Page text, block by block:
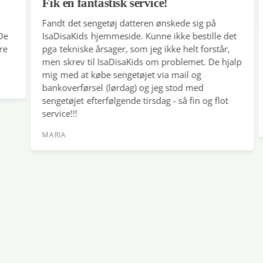
finde den rigtige pasform til dit barn. Kommer der vand ind i
støvlerne, kan du tage indlægssålerne af og hænge dem op
- Takket være støvlernes skridsikre ydersål med
fremragende trækkraft er det sikkert at gå på glatte
overflader og giver den lille eventyrer mulighed for at
udforske området uden at glide eller falde.
Fik en fantastisk service!
Fandt det sengetøj datteren ønskede sig på
IsaDisaKids hjemmeside. Kunne ikke bestille det
pga tekniske årsager, som jeg ikke helt forstår,
men skrev til IsaDisaKids om problemet. De hjalp
mig med at købe sengetøjet via mail og
bankoverførsel (lørdag) og jeg stod med
sengetøjet efterfølgende tirsdag - så fin og flot
service!!!
MARIA